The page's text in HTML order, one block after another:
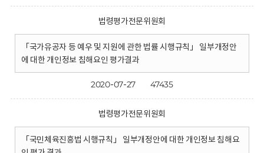
법령평가전문위원회
「국가유공자 등 예우 및 지원에 관한 법률 시행규칙」 일부개정안
에 대한 개인정보 침해요인 평가결과
2020-07-27 47435
법령평가전문위원회
「국민체육진흥법 시행규칙」 일부개정안에 대한 개인정보 침해요